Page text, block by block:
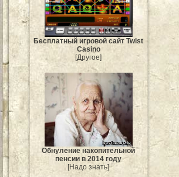
Бесплатный игровой сайт Twist
Casino
[Другое]
Обнуление накопительной
пенсии в 2014 году
[Надо знать]